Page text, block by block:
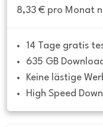
8,33 € pro Monat
14 Tage gratis
635 GB
Keine lästige
High Speed